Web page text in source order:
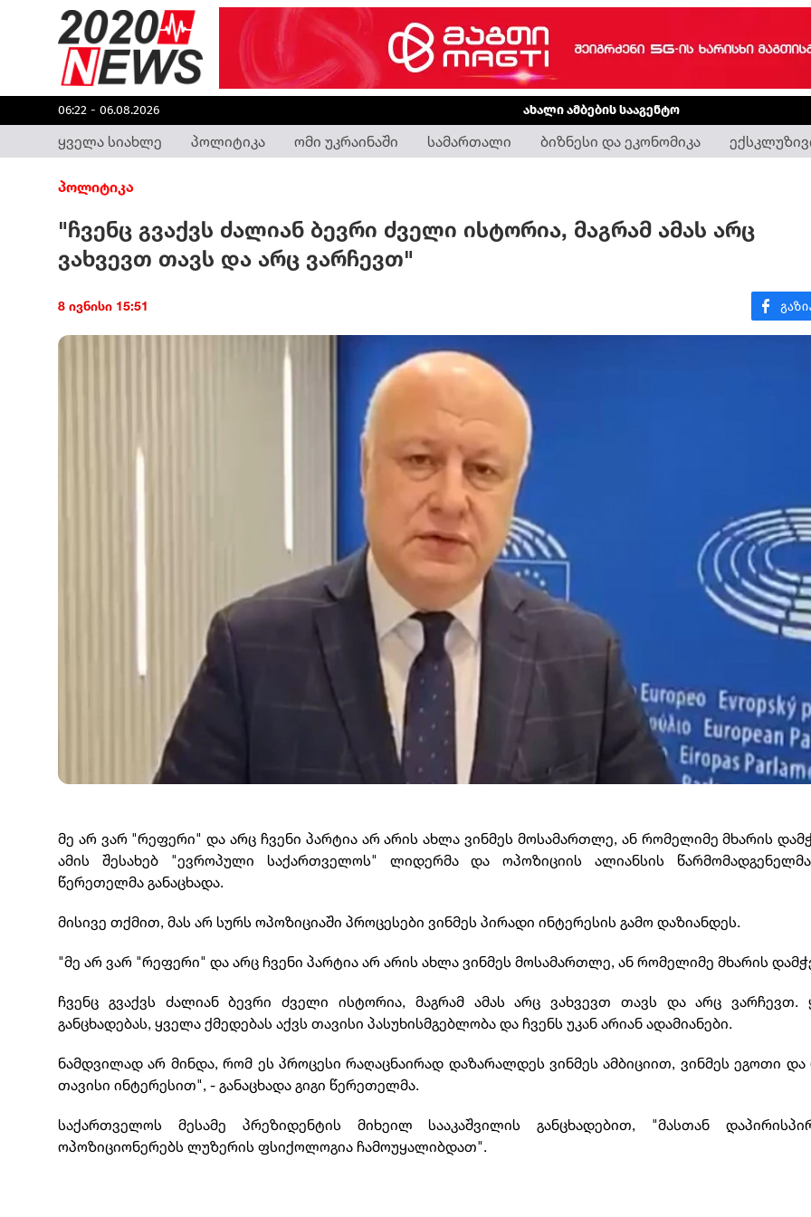
06:22 - 06.08.2026 ახალი ამბების სააგენტო
ყველა სიახლე პოლიტიკა ომი უკრაინაში სამართალი ბიზნესი და ეკონომიკა
პოლიტიკა
"ჩვენც გვაქვს ძალიან ბევრი ძველი ისტორია, მაგრამ ამას არც
ვახვევთ თავს და არც ვარჩევთ"
8 ივნისი 15:51
მე არ ვარ "რეფერი" და არც ჩვენი პარტია არ არის ახლა ვინმეს მოსამართლე, ან რომელიმე მხარის
ამის შესახებ "ევროპული საქართველოს" ლიდერმა და ოპოზიციის ალიანსის
წერეთელმა განაცხადა.
მისივე თქმით, მას არ სურს ოპოზიციაში პროცესები ვინმეს პირადი ინტერესის გამო დაზიანდეს.
"მე არ ვარ "რეფერი" და არც ჩვენი პარტია არ არის ახლა ვინმეს მოსამართლე, ან რომელიმე მხარის
ჩვენც გვაქვს ძალიან ბევრი ძველი ისტორია, მაგრამ ამას არც ვახვევთ თავს და არც ვარჩევთ.
განცხადებას, ყველა ქმედებას აქვს თავისი პასუხისმგებლობა და ჩვენს უკან არიან ადამიანები.
ნამდვილად არ მინდა, რომ ეს პროცესი რაღაცნაირად დაზარალდეს ვინმეს ამბიციით, ვინმეს ეგოთი და
თავისი ინტერესით", - განაცხადა გიგი წერეთელმა.
საქართველოს მესამე პრეზიდენტის მიხეილ სააკაშვილის განცხადებით, "მასთან
ოპოზიციონერებს ლუზერის ფსიქოლოგია ჩამოუყალიბდათ".